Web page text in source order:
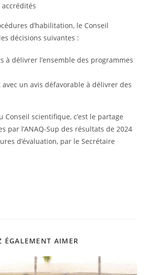
d’habilitation, le Conseil
décisions suivantes :
à délivrer l’ensemble des programmes
un avis défavorable à délivrer des
scientifique, c’est le partage
par l’ANAQ-Sup des résultats de 2024
d’évaluation, par le Secrétaire
ÉGALEMENT AIMER